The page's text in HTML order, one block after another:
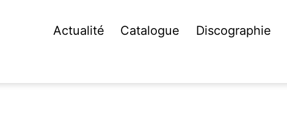
Actualité Catalogue Discographie